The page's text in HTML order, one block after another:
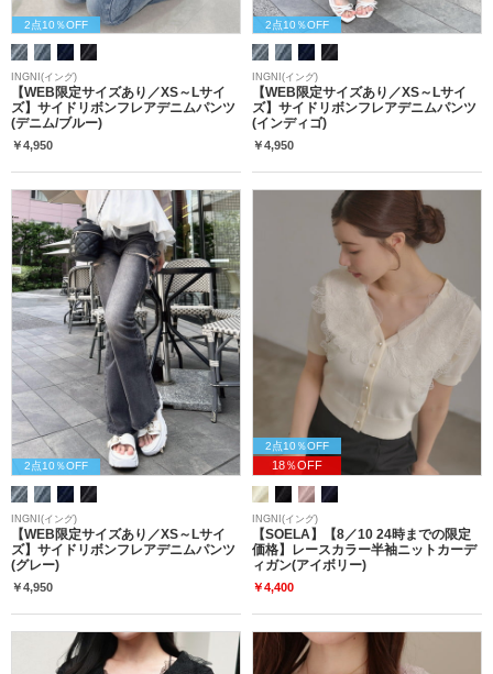
2点10％OFF
INGNI(イング)
【WEB限定サイズあり／XS～Lサイ
ズ】サイドリボンフレアデニムパンツ
(デニム/ブルー)
￥4,950
2点10％OFF
INGNI(イング)
【WEB限定サイズあり／XS～Lサイ
ズ】サイドリボンフレアデニムパンツ
(インディゴ)
￥4,950
2点10％OFF
INGNI(イング)
【WEB限定サイズあり／XS～Lサイ
ズ】サイドリボンフレアデニムパンツ
(グレー)
￥4,950
2点10％OFF
18％OFF
INGNI(イング)
【SOELA】【8／10 24時までの限定
価格】レースカラー半袖ニットカーデ
ィガン(アイボリー)
￥4,400